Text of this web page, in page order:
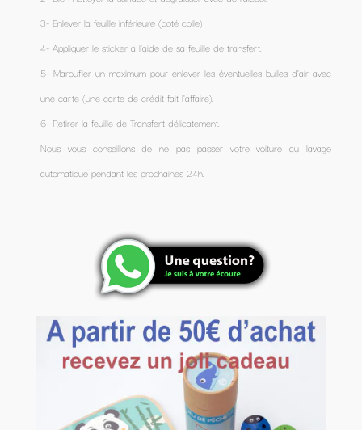
3- Enlever la feuille inférieure (coté colle)
4- Appliquer le sticker à l'aide de sa feuille de transfert.
5- Maroufler un maximum pour enlever les éventuelles bulles d'air avec
une carte (une carte de crédit fait l'affaire).
6- Retirer la feuille de Transfert délicatement.
Nous vous conseillons de ne pas passer votre voiture au lavage
automatique pendant les prochaines 24h.